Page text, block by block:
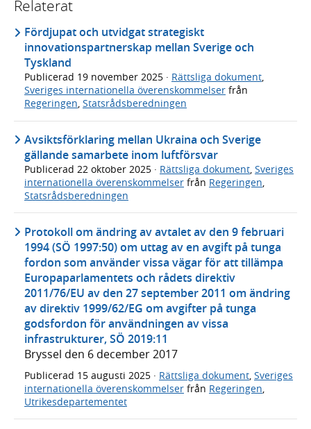
Relaterat
Fördjupat och utvidgat strategiskt
innovationspartnerskap mellan Sverige och
Tyskland
Publicerad 19 november 2025 · Rättsliga dokument,
Sveriges internationella överenskommelser från
Regeringen, Statsrådsberedningen
Avsiktsförklaring mellan Ukraina och Sverige
gällande samarbete inom luftförsvar
Publicerad 22 oktober 2025 · Rättsliga dokument, Sveriges
internationella överenskommelser från Regeringen,
Statsrådsberedningen
Protokoll om ändring av avtalet av den 9 februari
1994 (SÖ 1997:50) om uttag av en avgift på tunga
fordon som använder vissa vägar för att tillämpa
Europaparlamentets och rådets direktiv
2011/76/EU av den 27 september 2011 om ändring
av direktiv 1999/62/EG om avgifter på tunga
godsfordon för användningen av vissa
infrastrukturer, SÖ 2019:11
Bryssel den 6 december 2017
Publicerad 15 augusti 2025 · Rättsliga dokument Sveriges
internationella överenskommelser från Regeringen
Utrikesdepartementet